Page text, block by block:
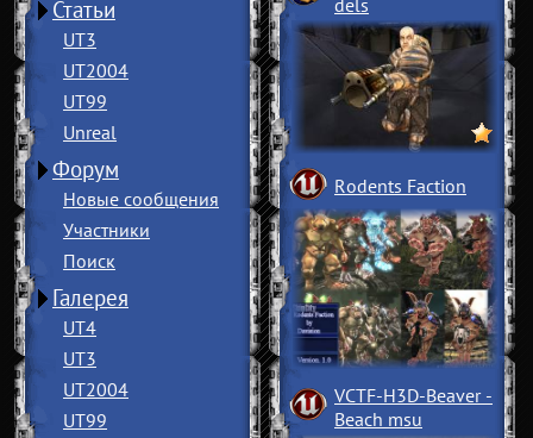
Статьи
UT3
UT2004
UT99
Unreal
Форум
Новые сообщения
Участники
Поиск
Галерея
UT4
UT3
UT2004
UT99
Rodents Faction
VCTF-H3D-Beaver ­
Beach msu